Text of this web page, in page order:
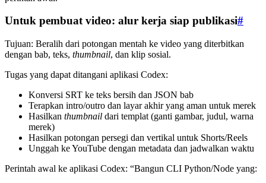
Untuk pembuat video: alur kerja siap publikasi#
Tujuan: Beralih dari potongan mentah ke video yang diterbitkan
dengan bab, teks, thumbnail, dan klip sosial.
Tugas yang dapat ditangani aplikasi Codex:
Konversi SRT ke teks bersih dan JSON bab
Terapkan intro/outro dan layar akhir yang aman untuk merek
Hasilkan thumbnail dari templat (ganti gambar, judul, warna
merek)
Hasilkan potongan persegi dan vertikal untuk Shorts/Reels
Unggah ke YouTube dengan metadata dan jadwalkan waktu
Perintah awal ke aplikasi Codex: “Bangun CLI Python/Node yang: